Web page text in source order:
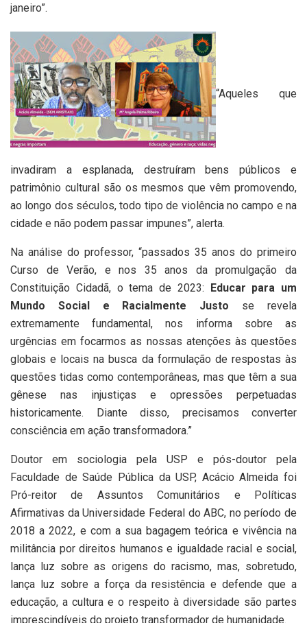
janeiro”.
“Aqueles que
invadiram a esplanada, destruíram bens públicos e
patrimônio cultural são os mesmos que vêm promovendo,
ao longo dos séculos, todo tipo de violência no campo e na
cidade e não podem passar impunes”, alerta.
Na análise do professor, “passados 35 anos do primeiro
Curso de Verão, e nos 35 anos da promulgação da
Constituição Cidadã, o tema de 2023: Educar para um
Mundo Social e Racialmente Justo se revela
extremamente fundamental, nos informa sobre as
urgências em focarmos as nossas atenções às questões
globais e locais na busca da formulação de respostas às
questões tidas como contemporâneas, mas que têm a sua
gênese nas injustiças e opressões perpetuadas
historicamente. Diante disso, precisamos converter
consciência em ação transformadora.”
Doutor em sociologia pela USP e pós-doutor pela
Faculdade de Saúde Pública da USP, Acácio Almeida foi
Pró-reitor de Assuntos Comunitários e Políticas
Afirmativas da Universidade Federal do ABC, no período de
2018 a 2022, e com a sua bagagem teórica e vivência na
militância por direitos humanos e igualdade racial e social,
lança luz sobre as origens do racismo, mas, sobretudo,
lança luz sobre a força da resistência e defende que a
educação, a cultura e o respeito à diversidade são partes
imprescindíveis do projeto transformador de humanidade.